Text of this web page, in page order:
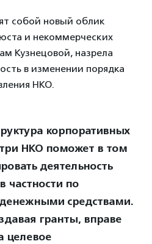
собой новый облик
и некоммерческих
Кузнецовой, назрела
в изменении порядка
НКО.
корпоративных
НКО поможет в том
деятельность
частности по
средствами.
гранты, вправе
целевое